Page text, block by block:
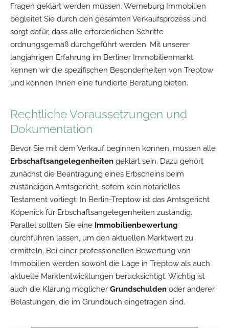
Fragen geklärt werden müssen. Werneburg Immobilien
begleitet Sie durch den gesamten Verkaufsprozess und
sorgt dafür, dass alle erforderlichen Schritte
ordnungsgemäß durchgeführt werden. Mit unserer
langjährigen Erfahrung im Berliner Immobilienmarkt
kennen wir die spezifischen Besonderheiten von Treptow
und können Ihnen eine fundierte Beratung bieten.
Rechtliche Voraussetzungen und
Dokumentation
Bevor Sie mit dem Verkauf beginnen können, müssen alle
Erbschaftsangelegenheiten geklärt sein. Dazu gehört
zunächst die Beantragung eines Erbscheins beim
zuständigen Amtsgericht, sofern kein notarielles
Testament vorliegt. In Berlin-Treptow ist das Amtsgericht
Köpenick für Erbschaftsangelegenheiten zuständig.
Parallel sollten Sie eine Immobilienbewertung
durchführen lassen, um den aktuellen Marktwert zu
ermitteln. Bei einer professionellen Bewertung von
Immobilien werden sowohl die Lage in Treptow als auch
aktuelle Marktentwicklungen berücksichtigt. Wichtig ist
auch die Klärung möglicher Grundschulden oder anderer
Belastungen, die im Grundbuch eingetragen sind.